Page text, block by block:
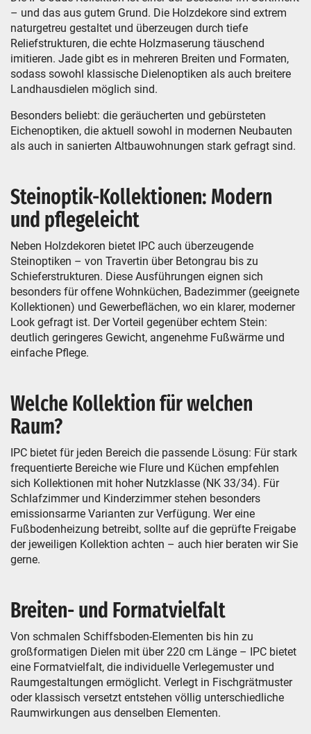
– und das aus gutem Grund. Die Holzdekore sind extrem
naturgetreu gestaltet und überzeugen durch tiefe
Reliefstrukturen, die echte Holzmaserung täuschend
imitieren. Jade gibt es in mehreren Breiten und Formaten,
sodass sowohl klassische Dielenoptiken als auch breitere
Landhausdielen möglich sind.
Besonders beliebt: die geräucherten und gebürsteten
Eichenoptiken, die aktuell sowohl in modernen Neubauten
als auch in sanierten Altbauwohnungen stark gefragt sind.
Steinoptik-Kollektionen: Modern
und pflegeleicht
Neben Holzdekoren bietet IPC auch überzeugende
Steinoptiken – von Travertin über Betongrau bis zu
Schieferstrukturen. Diese Ausführungen eignen sich
besonders für offene Wohnküchen, Badezimmer (geeignete
Kollektionen) und Gewerbeflächen, wo ein klarer, moderner
Look gefragt ist. Der Vorteil gegenüber echtem Stein:
deutlich geringeres Gewicht, angenehme Fußwärme und
einfache Pflege.
Welche Kollektion für welchen
Raum?
IPC bietet für jeden Bereich die passende Lösung: Für stark
frequentierte Bereiche wie Flure und Küchen empfehlen
sich Kollektionen mit hoher Nutzklasse (NK 33/34). Für
Schlafzimmer und Kinderzimmer stehen besonders
emissionsarme Varianten zur Verfügung. Wer eine
Fußbodenheizung betreibt, sollte auf die geprüfte Freigabe
der jeweiligen Kollektion achten – auch hier beraten wir Sie
gerne.
Breiten- und Formatvielfalt
Von schmalen Schiffsboden-Elementen bis hin zu
großformatigen Dielen mit über 220 cm Länge – IPC bietet
eine Formatvielfalt, die individuelle Verlegemuster und
Raumgestaltungen ermöglicht. Verlegt in Fischgrätmuster
oder klassisch versetzt entstehen völlig unterschiedliche
Raumwirkungen aus denselben Elementen.